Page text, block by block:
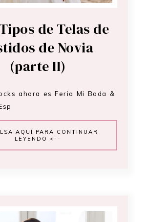
de Telas de
de Novia
(parte II)
ahora es Feria Mi Boda &
AQUÍ PARA CONTINUAR
LEYENDO <--